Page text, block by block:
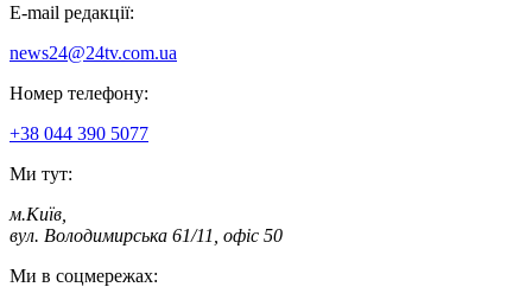
E-mail редакції:
news24@24tv.com.ua
Номер телефону:
+38 044 390 5077
Ми тут:
м.Київ
вул. Володимирська 61/11, офіс 50
Ми в соцмережах: